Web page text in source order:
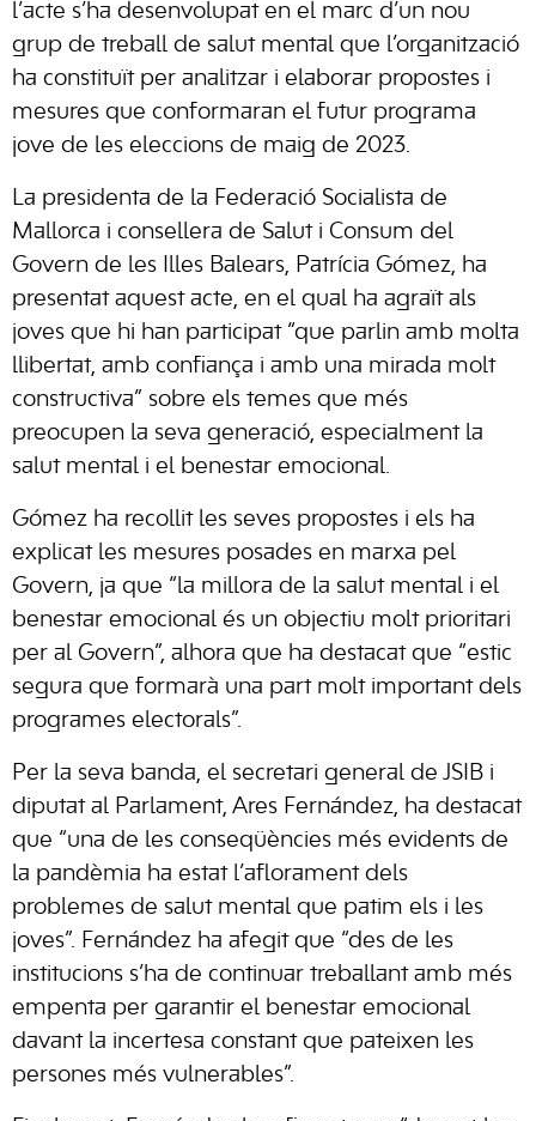
l’acte s’ha desenvolupat en el marc d’un nou
grup de treball de salut mental que l’organització
ha constituït per analitzar i elaborar propostes i
mesures que conformaran el futur programa
jove de les eleccions de maig de 2023.
La presidenta de la Federació Socialista de
Mallorca i consellera de Salut i Consum del
Govern de les Illes Balears, Patrícia Gómez, ha
presentat aquest acte, en el qual ha agraït als
joves que hi han participat “que parlin amb molta
llibertat, amb confiança i amb una mirada molt
constructiva” sobre els temes que més
preocupen la seva generació, especialment la
salut mental i el benestar emocional.
Gómez ha recollit les seves propostes i els ha
explicat les mesures posades en marxa pel
Govern, ja que “la millora de la salut mental i el
benestar emocional és un objectiu molt prioritari
per al Govern”, alhora que ha destacat que “estic
segura que formarà una part molt important dels
programes electorals”.
Per la seva banda, el secretari general de JSIB i
diputat al Parlament, Ares Fernández, ha destacat
que “una de les conseqüències més evidents de
la pandèmia ha estat l’aflorament dels
problemes de salut mental que patim els i les
joves”. Fernández ha afegit que “des de les
institucions s’ha de continuar treballant amb més
empenta per garantir el benestar emocional
davant la incertesa constant que pateixen les
persones més vulnerables”.